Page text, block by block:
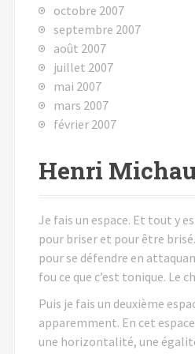
octobre 2007
septembre 2007
août 2007
juillet 2007
mai 2007
mars 2007
février 2007
Henri
Je fais un espace. Et tout y
pour briser et pour être
pour se défendre en
fou ce que c’est tonique. Le
Puis je fais un deuxième
apparemment. En cet
une horizontalité, une